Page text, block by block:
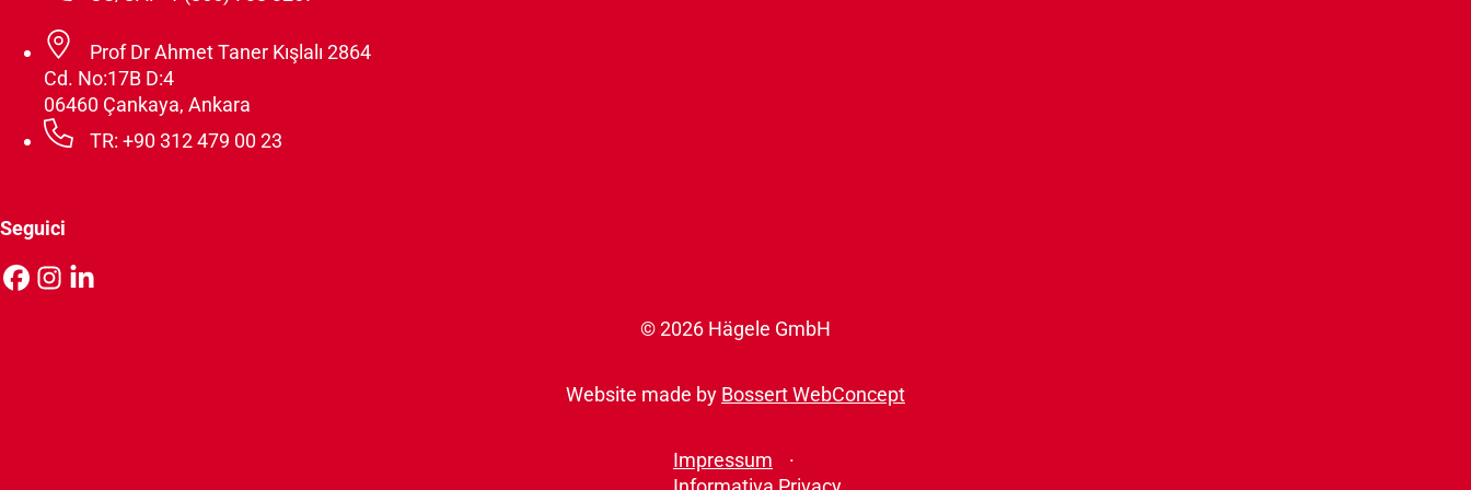
Prof Dr Ahmet Taner Kışlalı 2864
Cd. No:17B D:4
06460 Çankaya, Ankara
TR: +90 312 479 00 23
Seguici
© 2026 Hägele GmbH
Website made by Bossert WebConcept
Impressum